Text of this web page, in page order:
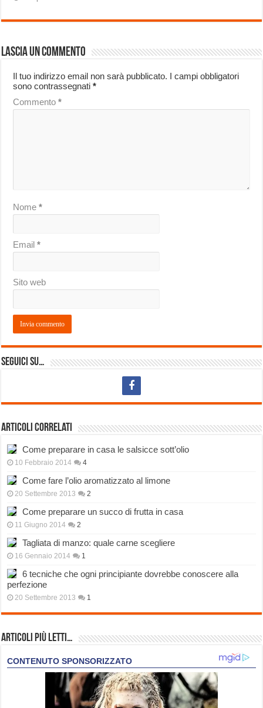
Lascia un commento
Il tuo indirizzo email non sarà pubblicato. I campi obbligatori
sono contrassegnati*
Commento*
Nome*
Email*
Sito web
Seguici su…
Articoli correlati
Come preparare in casa le salsicce sott’olio
10 Febbraio 2014 4
Come fare l’olio aromatizzato al limone
20 Settembre 2013 2
Come preparare un succo di frutta in casa
11 Giugno 2014 2
Tagliata di manzo: quale carne scegliere
16 Gennaio 2014 1
6 tecniche che ogni principiante dovrebbe conoscere alla
perfezione
20 Settembre 2013 1
Articoli più Letti…